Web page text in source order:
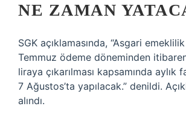
NE ZAMAN
SGK açıklamasında, “Asgari
Temmuz ödeme döneminden
liraya çıkarılması kapsamında aylık
7 Ağustos’ta yapılacak.” denildi.
alındı.